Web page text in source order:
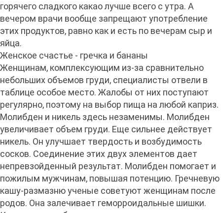
горячего сладкого какао лучше всего с утра. А
вечером врачи вообще запрещают употребление
этих продуктов, равно как и есть по вечерам сыр и
яйца.
Женское счастье - гречка и бананы
Женщинам, комплексующим из-за сравнительно
небольших объемов груди, специалисты отвели в
таблице особое место. Жалобы от них поступают
регулярно, поэтому на выбор пища на любой каприз.
Молибден и никель здесь незаменимы. Молибден
увеличивает объем груди. Еще сильнее действует
никель. Он улучшает твердость и возбудимость
сосков. Соединение этих двух элементов дает
непревзойденный результат. Молибден помогает и
пожилым мужчинам, повышая потенцию. Гречневую
кашу-размазню ученые советуют женщинам после
родов. Она залечивает геморроидальные шишки.